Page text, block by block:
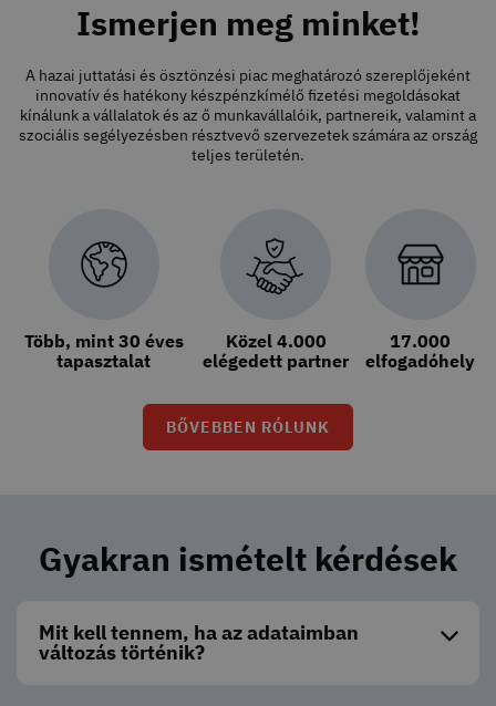
Ismerjen meg minket!
A hazai juttatási és ösztönzési piac meghatározó szereplőjeként
innovatív és hatékony készpénzkímélő fizetési megoldásokat
kínálunk a vállalatok és az ő munkavállalóik, partnereik, valamint a
szociális segélyezésben résztvevő szervezetek számára az ország
teljes területén.
Több, mint 30 éves
tapasztalat
Közel 4.000
elégedett partner
17.000
elfogadóhely
BŐVEBBEN RÓLUNK
Gyakran ismételt kérdések
Mit kell tennem, ha az adataimban
változás történik?